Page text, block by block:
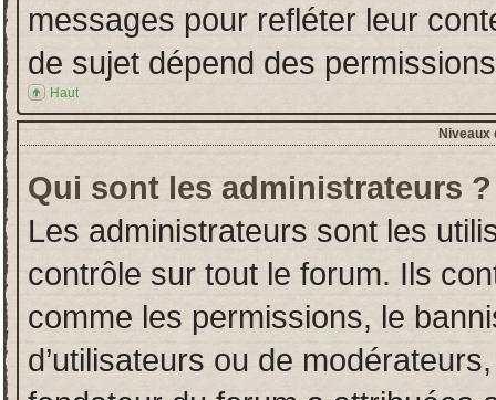
messages pour refléter leur
de sujet dépend des
Haut
Niveaux
Qui sont les administrateurs ?
Les administrateurs sont les
contrôle sur tout le forum. Ils
comme les permissions, le
d’utilisateurs ou de